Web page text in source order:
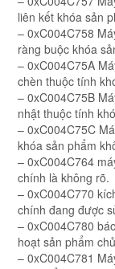
liên kết khóa sản
– 0xC004C758
ràng buộc khóa
– 0xC004C75A
chèn thuộc tính
– 0xC004C75B
nhật thuộc tính
– 0xC004C75C
khóa sản phẩm
– 0xC004C764
chính là không rõ.
– 0xC004C770
chính đang được
– 0xC004C780
hoạt sản phẩm
– 0xC004C781